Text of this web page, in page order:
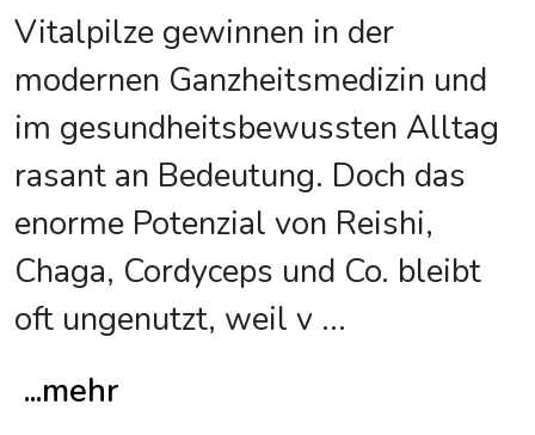
Vitalpilze gewinnen in der
modernen Ganzheitsmedizin und
im gesundheitsbewussten Alltag
rasant an Bedeutung. Doch das
enorme Potenzial von Reishi,
Chaga, Cordyceps und Co. bleibt
oft ungenutzt, weil v ...
...mehr